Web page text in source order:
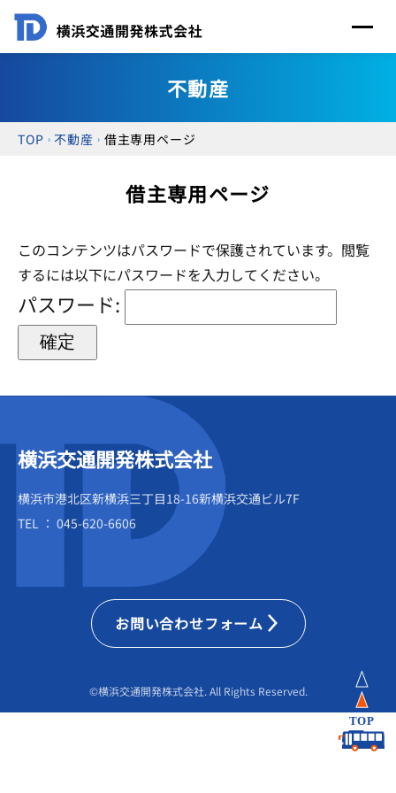
不動産
TOP 不動産 借主専用ページ
借主専用ページ
このコンテンツはパスワードで保護されています。閲覧
するには以下にパスワードを入力してください。
パスワード:
横浜交通開発株式会社
横浜市港北区新横浜三丁目18-16新横浜交通ビル7F
TEL ： 045-620-6606
お問い合わせフォーム
©横浜交通開発株式会社. All Rights Reserved.